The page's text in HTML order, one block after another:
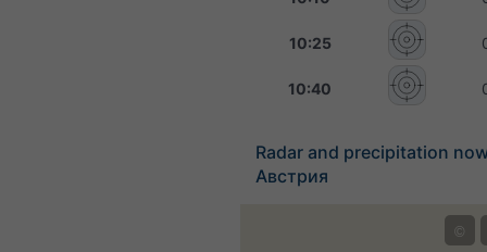
10:25
10:40
Radar and precipitation
Австрия
©